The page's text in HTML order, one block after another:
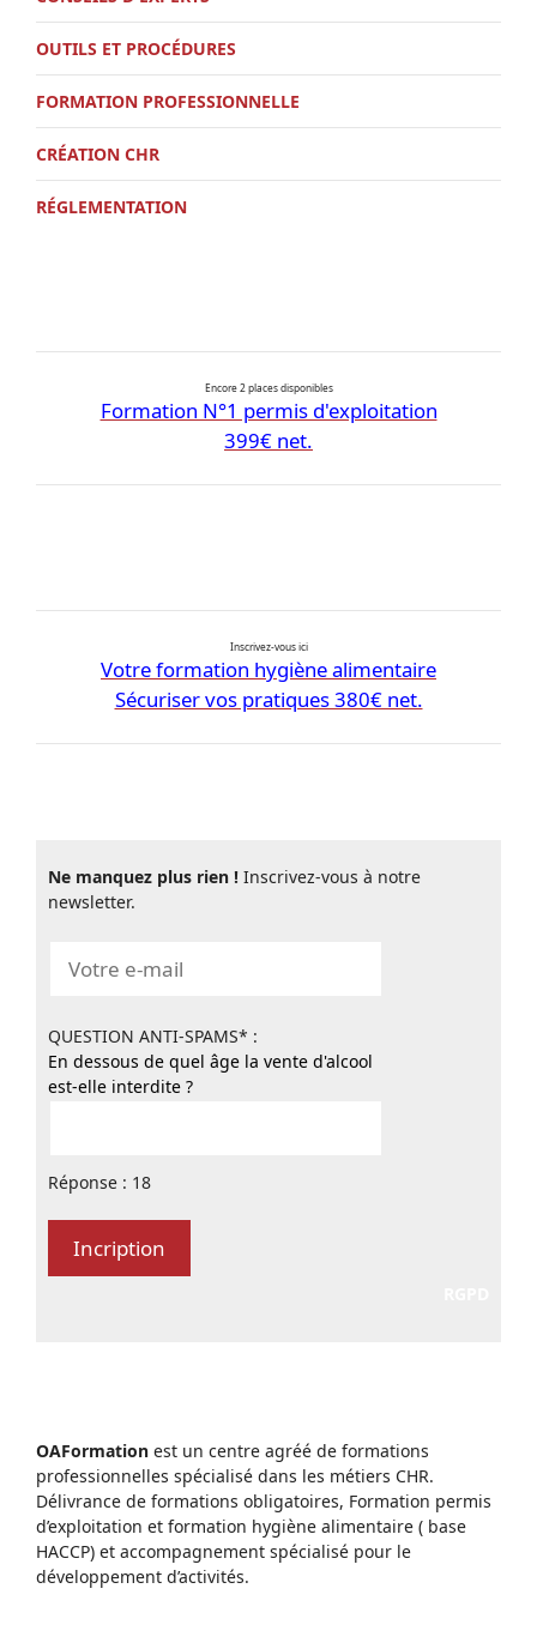
OUTILS ET PROCÉDURES
FORMATION PROFESSIONNELLE
CRÉATION CHR
RÉGLEMENTATION
Encore 2 places disponibles
Formation N°1 permis d'exploitation
399€ net.
Inscrivez-vous ici
Votre formation hygiène alimentaire
Sécuriser vos pratiques 380€ net.
Ne manquez plus rien ! Inscrivez-vous à notre
newsletter.
QUESTION ANTI-SPAMS* :
En dessous de quel âge la vente d'alcool
est-elle interdite ?
Réponse : 18
OAFormation est un centre agréé de formations
professionnelles spécialisé dans les métiers CHR.
Délivrance de formations obligatoires, Formation permis
d’exploitation et formation hygiène alimentaire ( base
HACCP) et accompagnement spécialisé pour le
développement d’activités.